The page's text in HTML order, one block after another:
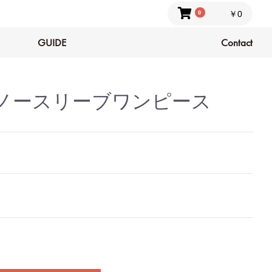
0 ￥0
GUIDE Contact
ースリーブワンピース